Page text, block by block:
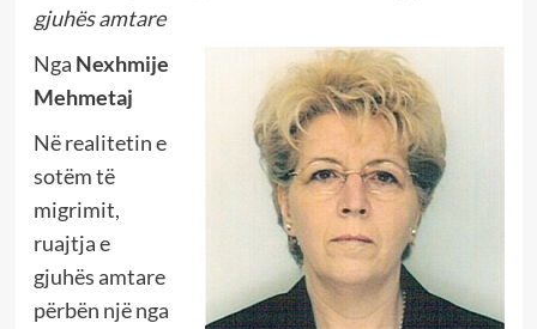
gjuhës amtare
Nga Nexhmije
Mehmetaj
Në realitetin e
sotëm të
migrimit,
ruajtja e
gjuhës amtare
përbën një nga